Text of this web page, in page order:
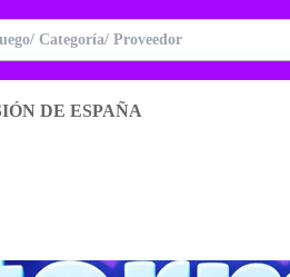
DE ESPAÑA